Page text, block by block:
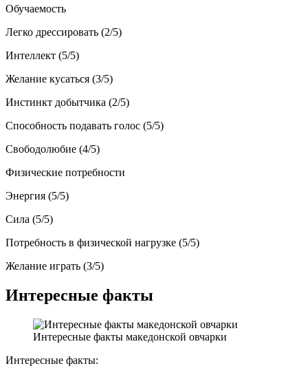
Обучаемость
Легко дрессировать (2/5)
Интеллект (5/5)
Желание кусаться (3/5)
Инстинкт добытчика (2/5)
Способность подавать голос (5/5)
Свободолюбие (4/5)
Физические потребности
Энергия (5/5)
Сила (5/5)
Потребность в физической нагрузке (5/5)
Желание играть (3/5)
Интересные факты
Интересные факты македонской овчарки
Интересные факты: